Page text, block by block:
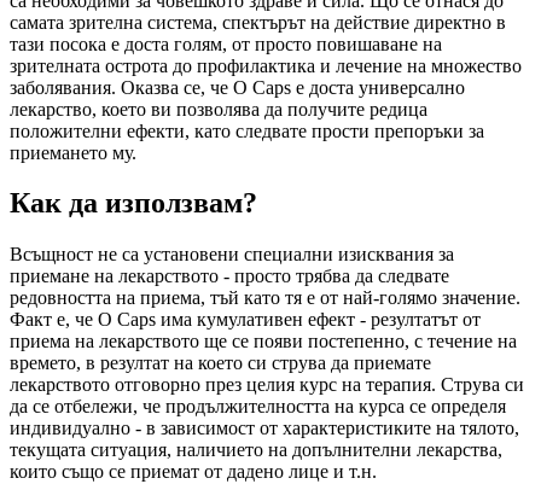
самата зрителна система, спектърът на действие директно в
тази посока е доста голям, от просто повишаване на
зрителната острота до профилактика и лечение на множество
заболявания. Оказва се, че O Caps е доста универсално
лекарство, което ви позволява да получите редица
положителни ефекти, като следвате прости препоръки за
приемането му.
Как да използвам?
Всъщност не са установени специални изисквания за
приемане на лекарството - просто трябва да следвате
редовността на приема, тъй като тя е от най-голямо значение.
Факт е, че O Caps има кумулативен ефект - резултатът от
приема на лекарството ще се появи постепенно, с течение на
времето, в резултат на което си струва да приемате
лекарството отговорно през целия курс на терапия. Струва си
да се отбележи, че продължителността на курса се определя
индивидуално - в зависимост от характеристиките на тялото,
текущата ситуация, наличието на допълнителни лекарства,
които също се приемат от дадено лице и т.н.